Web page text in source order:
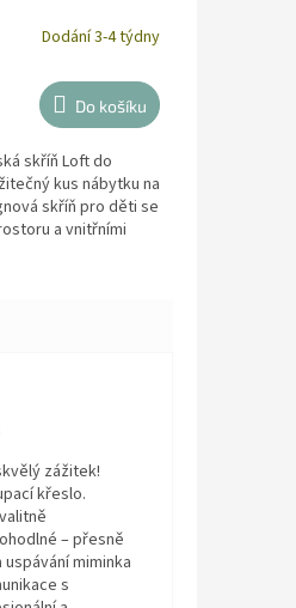
Dodání 3-4 týdny
Do košíku
skříň Loft do
kus nábytku na
skříň pro děti se
a vnitřními
obchodu je 5 z 5 hvězdiček.
zážitek!
křeslo.
– přesně
miminka
s